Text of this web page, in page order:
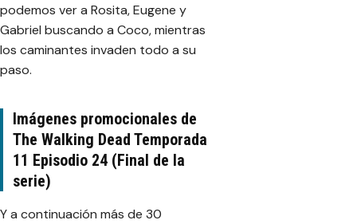
podemos ver a Rosita, Eugene y
Gabriel buscando a Coco, mientras
los caminantes invaden todo a su
paso.
Imágenes promocionales de
The Walking Dead Temporada
11 Episodio 24 (Final de la
serie)
Y a continuación más de 30